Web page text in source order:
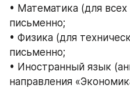
• Математика (для
письменно;
• Физика (для
письменно;
• Иностранный язык
направления